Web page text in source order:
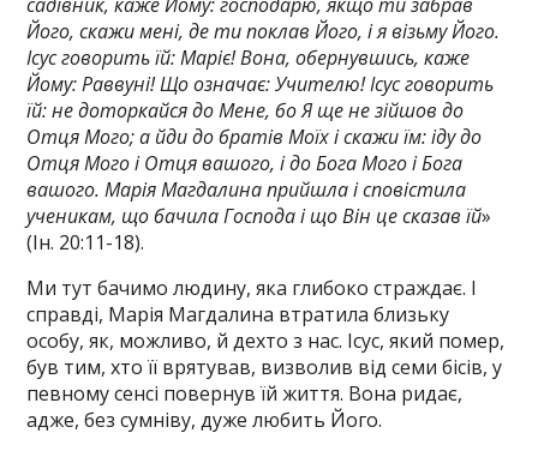
Його, скажи мені, де ти поклав Його, і я візьму Його.
Ісус говорить їй: Маріє! Вона, обернувшись, каже
Йому: Раввуні! Що означає: Учителю! Ісус говорить
їй: не доторкайся до Мене, бо Я ще не зійшов до
Отця Мого; а йди до братів Моїх і скажи їм: іду до
Отця Мого і Отця вашого, і до Бога Мого і Бога
вашого. Марія Магдалина прийшла і сповістила
ученикам, що бачила Господа і що Він це сказав їй»
(Ін. 20:11-18).
Ми тут бачимо людину, яка глибоко страждає. І
справді, Марія Магдалина втратила близьку
особу, як, можливо, й дехто з нас. Ісус, який помер,
був тим, хто її врятував, визволив від семи бісів, у
певному сенсі повернув їй життя. Вона ридає,
адже, без сумніву, дуже любить Його.